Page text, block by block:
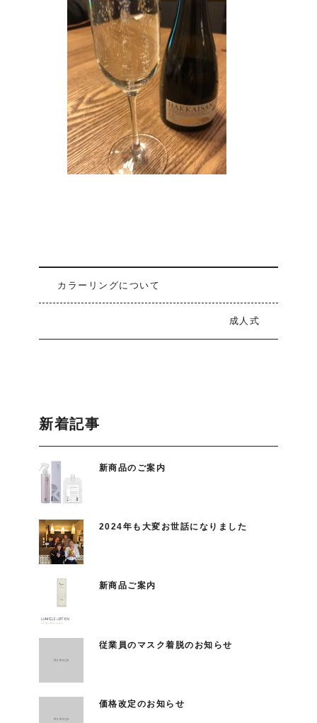
カラーリングについて
成人式
新着記事
新商品のご案内
2024年も大変お世話になりました
新商品ご案内
従業員のマスク着脱のお知らせ
価格改定のお知らせ